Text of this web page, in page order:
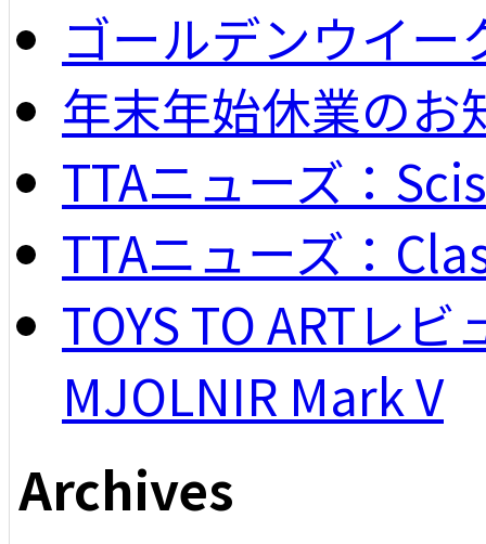
ゴールデンウイー
年末年始休業のお
TTAニューズ：
TTAニューズ：
TOYS TO ARTレ
MJOLNIR Mark V
Archives